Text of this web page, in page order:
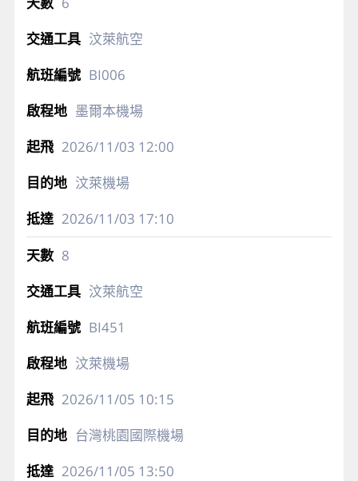
汶萊航空
BI006
墨爾本機場
2026/11/03 12:00
汶萊機場
2026/11/03 17:10
8
汶萊航空
BI451
汶萊機場
2026/11/05 10:15
台灣桃園國際機場
2026/11/05 13:50